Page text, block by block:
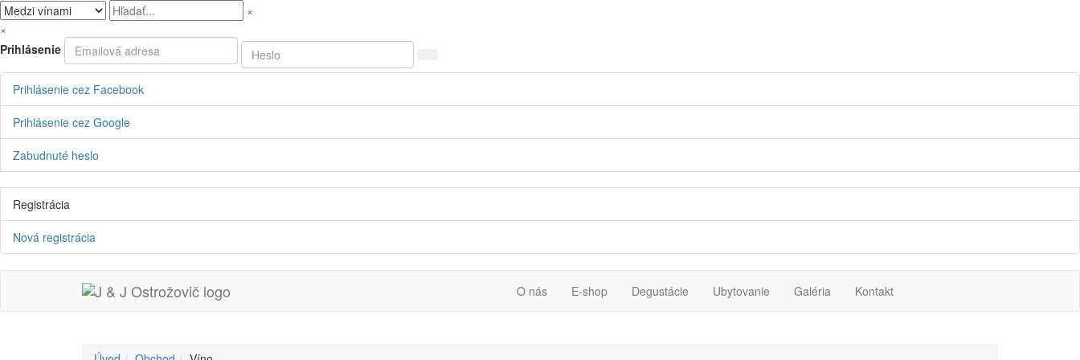
×
×
Prihlásenie
Prihlásenie cez Facebook
Prihlásenie cez Google
Zabudnuté heslo
Registrácia
Nová registrácia
O nás E-shop Degustácie Ubytovanie Galéria Kontakt